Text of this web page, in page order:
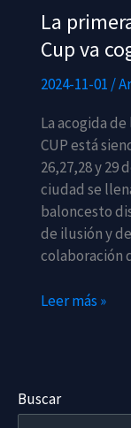
La
Cup va
2024-11-01 /
La acogida
CUP está
26,27,28 y 29
ciudad se
baloncesto
de ilusión y
colaboración
La
Araba
Leer más »
Buscar